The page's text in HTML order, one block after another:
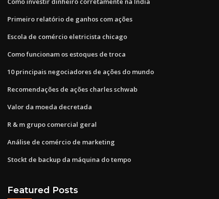
Primeiro relatório de ganhos com ações
Escola de comércio eletricista chicago
Como funcionam os estoques de troca
10 principais negociadores de ações do mundo
Recomendações de ações charles schwab
Valor da moeda decretada
R & m grupo comercial geral
Análise de comércio de marketing
Stockt de backup da máquina do tempo
Featured Posts